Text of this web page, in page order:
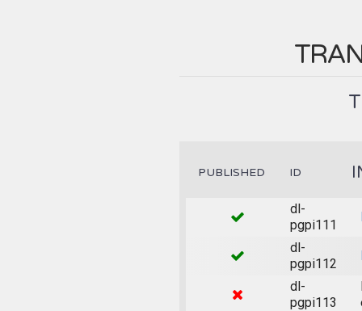
PUBLISHED ID
dl-
pgpi111
dl-
pgpi112
dl-
pgpi113